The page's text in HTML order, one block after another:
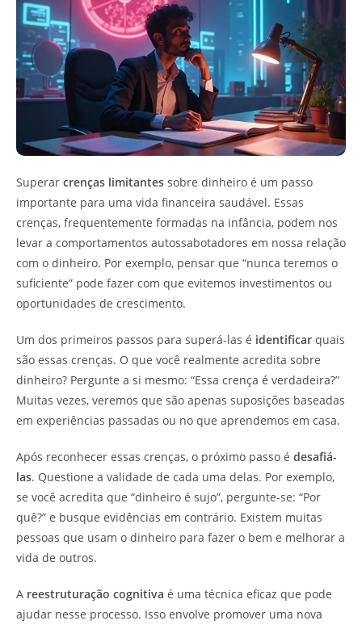
Superar crenças limitantes sobre dinheiro é um passo
importante para uma vida financeira saudável. Essas
crenças, frequentemente formadas na infância, podem nos
levar a comportamentos autossabotadores em nossa relação
com o dinheiro. Por exemplo, pensar que “nunca teremos o
suficiente” pode fazer com que evitemos investimentos ou
oportunidades de crescimento.
Um dos primeiros passos para superá-las é identificar quais
são essas crenças. O que você realmente acredita sobre
dinheiro? Pergunte a si mesmo: “Essa crença é verdadeira?”
Muitas vezes, veremos que são apenas suposições baseadas
em experiências passadas ou no que aprendemos em casa.
Após reconhecer essas crenças, o próximo passo é desafiá-
las. Questione a validade de cada uma delas. Por exemplo,
se você acredita que “dinheiro é sujo”, pergunte-se: “Por
quê?” e busque evidências em contrário. Existem muitas
pessoas que usam o dinheiro para fazer o bem e melhorar a
vida de outros.
A reestruturação cognitiva é uma técnica eficaz que pode
ajudar nesse processo. Isso envolve promover uma nova